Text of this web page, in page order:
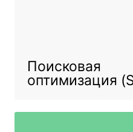
Поисковая
оптимизация